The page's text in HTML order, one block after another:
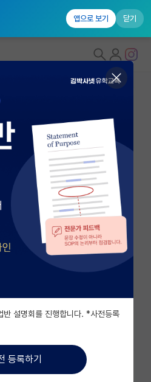
앱으로 보기 닫기
반 설명회를 진행합니다. *사전등록
등록하기
연동하여 김박사넷의
자연과학) 신소재공학부